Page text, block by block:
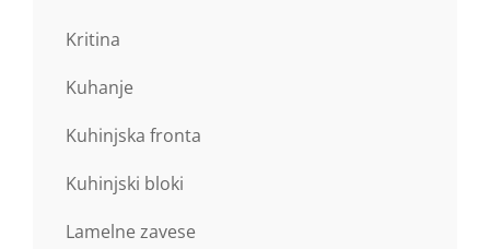
Kritina
Kuhanje
Kuhinjska fronta
Kuhinjski bloki
Lamelne zavese